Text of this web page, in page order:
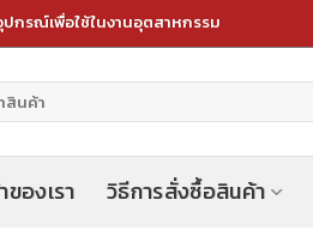
ปกรณ์เพื่อใช้ในงานอุตสาหกรรม
ของเรา วิธีการสั่งซื้อสินค้า